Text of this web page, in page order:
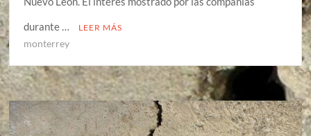
durante …
LEER MÁS
monterrey